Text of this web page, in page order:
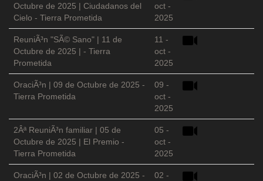
Octubre de 2025 | Ciudadanos del
Cielo - Tierra Prometida
oct -
2025
ReuniÃ³n "SÃ© Sano" | 11 de
Octubre de 2025 | - Tierra
Prometida
11 -
oct -
2025
OraciÃ³n | 09 de Octubre de 2025 -
Tierra Prometida
09 -
oct -
2025
2Âª ReuniÃ³n familiar | 05 de
Octubre de 2025 | El Premio -
Tierra Prometida
05 -
oct -
2025
OraciÃ³n | 02 de Octubre de 2025 -
02 -